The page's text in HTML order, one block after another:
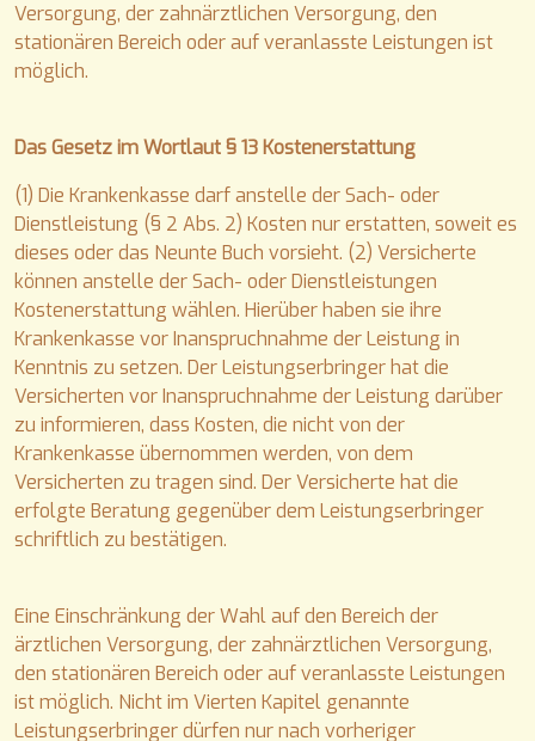
Versorgung, der zahnärztlichen Versorgung, den
stationären Bereich oder auf veranlasste Leistungen ist
möglich.
Das Gesetz im Wortlaut § 13 Kostenerstattung
(1) Die Krankenkasse darf anstelle der Sach- oder
Dienstleistung (§ 2 Abs. 2) Kosten nur erstatten, soweit es
dieses oder das Neunte Buch vorsieht. (2) Versicherte
können anstelle der Sach- oder Dienstleistungen
Kostenerstattung wählen. Hierüber haben sie ihre
Krankenkasse vor Inanspruchnahme der Leistung in
Kenntnis zu setzen. Der Leistungserbringer hat die
Versicherten vor Inanspruchnahme der Leistung darüber
zu informieren, dass Kosten, die nicht von der
Krankenkasse übernommen werden, von dem
Versicherten zu tragen sind. Der Versicherte hat die
erfolgte Beratung gegenüber dem Leistungserbringer
schriftlich zu bestätigen.
Eine Einschränkung der Wahl auf den Bereich der
ärztlichen Versorgung, der zahnärztlichen Versorgung,
den stationären Bereich oder auf veranlasste Leistungen
ist möglich. Nicht im Vierten Kapitel genannte
Leistungserbringer dürfen nur nach vorheriger